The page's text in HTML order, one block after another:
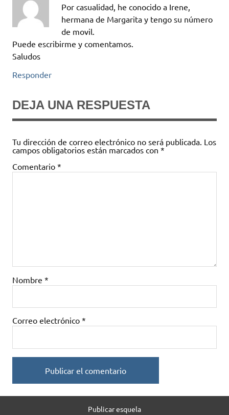
Por casualidad, he conocido a Irene,
hermana de Margarita y tengo su número
de movil.
Puede escribirme y comentamos.
Saludos
Responder
DEJA UNA RESPUESTA
Tu dirección de correo electrónico no será publicada. Los
campos obligatorios están marcados con *
Comentario *
Nombre *
Correo electrónico *
Publicar esquela